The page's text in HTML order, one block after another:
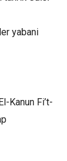
yabani
Kanun Fi’t-